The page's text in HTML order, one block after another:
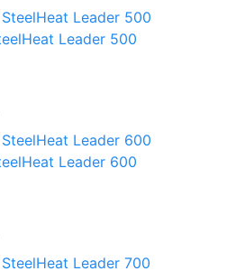
Leader 500
Leader 600